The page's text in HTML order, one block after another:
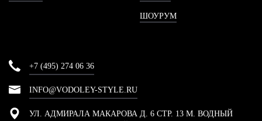
ШОУРУМ
+7 (495) 274 06 36
INFO@VODOLEY-STYLE.RU
УЛ. АДМИРАЛА МАКАРОВА Д. 6 СТР. 13 М. ВОДНЫЙ